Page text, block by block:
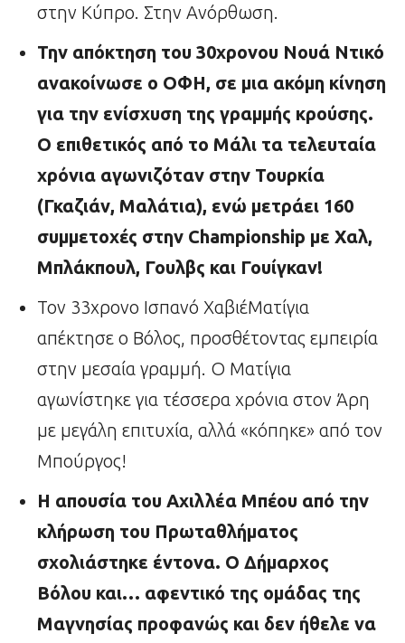
στην Κύπρο. Στην Ανόρθωση.
Την απόκτηση του 30χρονου Νουά Ντικό
ανακοίνωσε ο ΟΦΗ, σε μια ακόμη κίνηση
για την ενίσχυση της γραμμής κρούσης.
Ο επιθετικός από το Μάλι τα τελευταία
χρόνια αγωνιζόταν στην Τουρκία
(Γκαζιάν, Μαλάτια), ενώ μετράει 160
συμμετοχές στην Championship με Χαλ,
Μπλάκπουλ, Γουλβς και Γουίγκαν!
Τον 33χρονο Ισπανό ΧαβιέΜατίγια
απέκτησε ο Βόλος, προσθέτοντας εμπειρία
στην μεσαία γραμμή. Ο Ματίγια
αγωνίστηκε για τέσσερα χρόνια στον Άρη
με μεγάλη επιτυχία, αλλά «κόπηκε» από τον
Μπούργος!
Η απουσία του Αχιλλέα Μπέου από την
κλήρωση του Πρωταθλήματος
σχολιάστηκε έντονα. Ο Δήμαρχος
Βόλου και… αφεντικό της ομάδας της
Μαγνησίας προφανώς και δεν ήθελε να